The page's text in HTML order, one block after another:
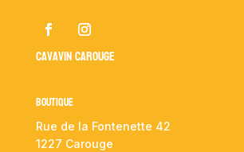
Cavavin Carouge
Boutique
Rue de la Fontenette 42
1227 Carouge